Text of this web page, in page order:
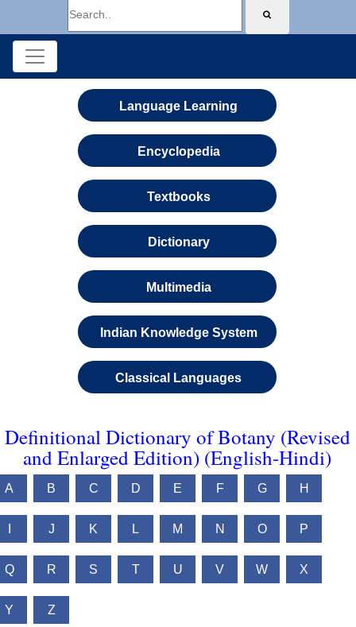
Language Learning
Encyclopedia
Textbooks
Dictionary
Multimedia
Indian Knowledge System
Classical Languages
Definitional Dictionary of Botany (Revised
and Enlarged Edition) (English-Hindi)
A B C D E F G H
J K L M N O P
Q R S T U V W X
Y Z